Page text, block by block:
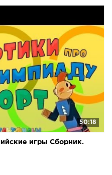
50:18
игры Сборник.